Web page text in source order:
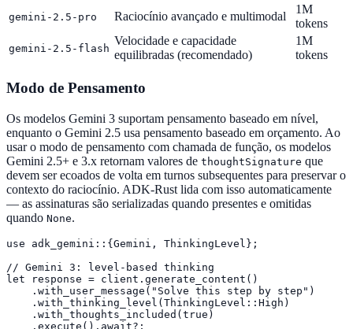
gemini-2.5-pro Raciocínio avançado e multimodal
1M
tokens
gemini-2.5-flash
Velocidade e capacidade
equilibradas (recomendado)
1M
tokens
Modo de Pensamento
Os modelos Gemini 3 suportam pensamento baseado em nível,
enquanto o Gemini 2.5 usa pensamento baseado em orçamento. Ao
usar o modo de pensamento com chamada de função, os modelos
Gemini 2.5+ e 3.x retornam valores de thoughtSignature que
devem ser ecoados de volta em turnos subsequentes para preservar o
contexto do raciocínio. ADK-Rust lida com isso automaticamente
— as assinaturas são serializadas quando presentes e omitidas
quando None.
use adk_gemini::{Gemini, ThinkingLevel};
// Gemini 3: level-based thinking
let response = client.generate_content()
    .with_user_message("Solve this step by step")
    .with_thinking_level(ThinkingLevel::High)
    .with_thoughts_included(true)
    .execute().await?;